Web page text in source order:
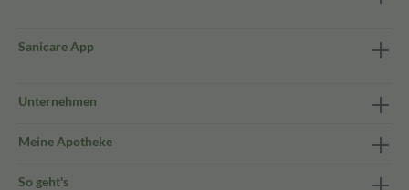
Sanicare App
Unternehmen
Meine Apotheke
So geht's